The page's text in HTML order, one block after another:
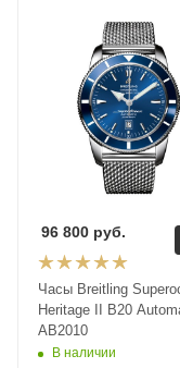
Часы Breitling
Heritage II B20
AB2010
В наличии
96 800 руб.